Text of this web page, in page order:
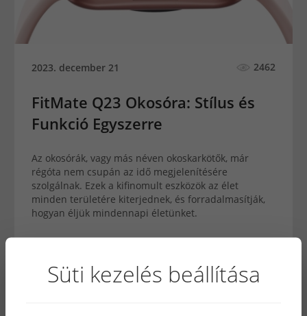
2023. december 21 2462
FitMate Q23 Okosóra: Stílus és
Funkció Egyszerre
Az okosórák, vagy más néven okoskarkötők, már
régóta nem csupán az idő megjelenítésére
szolgálnak. Ezek a kifinomult eszközök az élet
minden területére kiterjednek, és forradalmasítják,
hogyan éljük mindennapi életünket.
Süti kezelés beállítása